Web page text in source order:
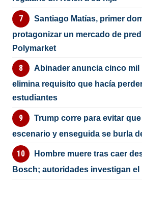
Santiago Matías, primer
protagonizar un mercado de
Polymarket
Abinader anuncia cinco mil
elimina requisito que hacía
estudiantes
Trump corre para evitar
escenario y enseguida se burla
Hombre muere tras caer
Bosch; autoridades investigan el